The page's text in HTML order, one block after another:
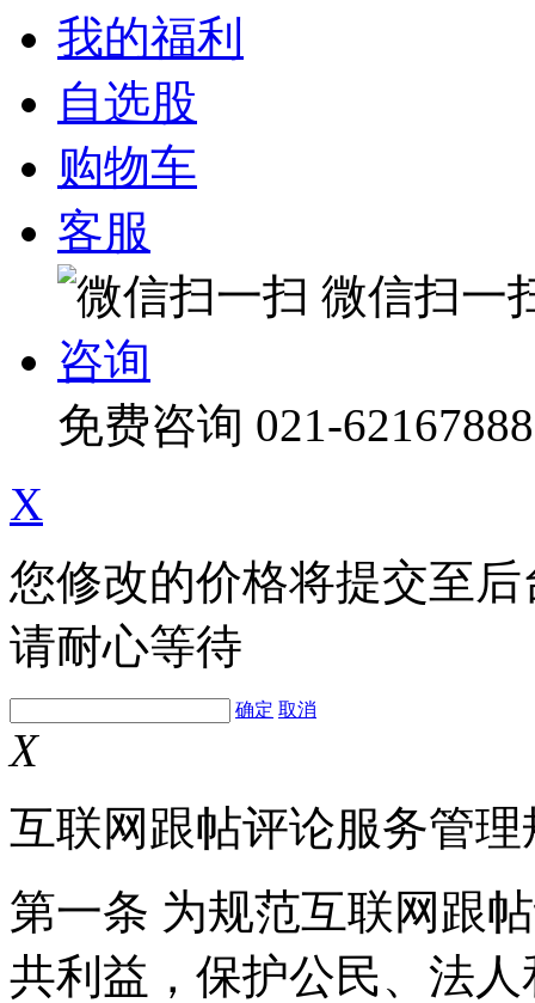
我的福利
自选股
购物车
客服
微信扫一
咨询
免费咨询 021-62167888
X
您修改的价格将提交至
请耐心等待
确定 取消
X
互联网跟帖评论服务管理
第一条 为规范互联网跟
共利益，保护公民、法